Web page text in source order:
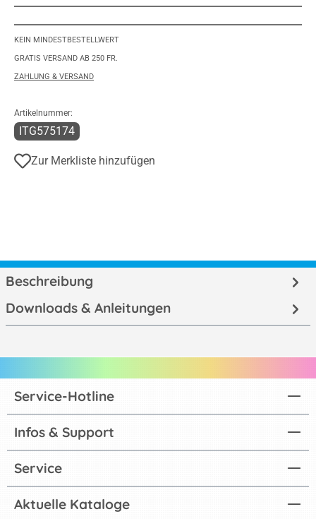
KEIN MINDESTBESTELLWERT
GRATIS VERSAND AB 250 FR.
ZAHLUNG & VERSAND
Artikelnummer:
ITG575174
Zur Merkliste hinzufügen
Beschreibung
Downloads & Anleitungen
Aktuelle Kataloge
Service-Hotline
Infos & Support
Service